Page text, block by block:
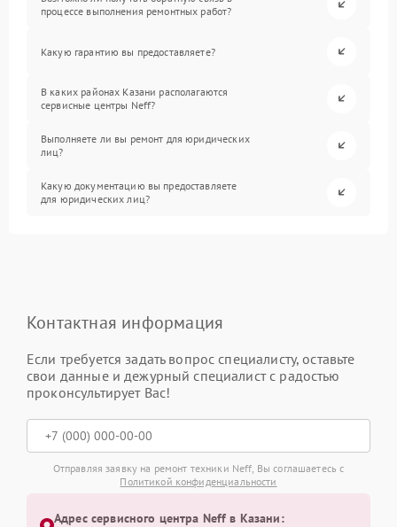
процессе выполнения ремонтных работ?
Какую гарантию вы предоставляете?
В каких районах Казани располагаются
сервисные центры Neff?
Выполняете ли вы ремонт для юридических
лиц?
Какую документацию вы предоставляете
для юридических лиц?
Контактная информация
Если требуется задать вопрос специалисту, оставьте
свои данные и дежурный специалист с радостью
проконсультирует Вас!
Отправляя заявку на ремонт техники Neff, Вы соглашаетесь с
Политикой конфиденциальности
Адрес сервисного центра Neff в Казани: